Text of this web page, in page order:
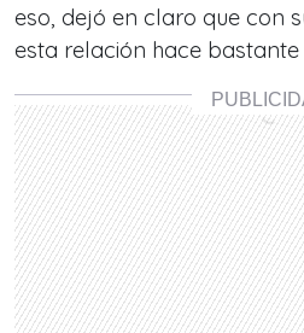
eso, dejó en claro que con
esta relación hace bastante